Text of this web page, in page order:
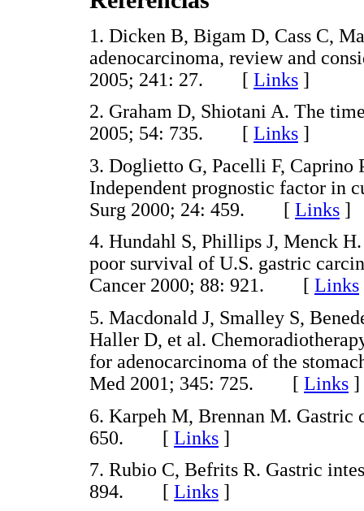
1. Dicken B, Bigam D, Cass C,
adenocarcinoma, review and
2005; 241: 27. [ Links ]
2. Graham D, Shiotani A. The
2005; 54: 735. [ Links ]
3. Doglietto G, Pacelli F, Caprino
Independent prognostic factor in
Surg 2000; 24: 459. [ Links ]
4. Hundahl S, Phillips J, Menck
poor survival of U.S. gastric
Cancer 2000; 88: 921. [ Links
5. Macdonald J, Smalley S,
Haller D, et al.
for adenocarcinoma of the
Med 2001; 345: 725. [ Links ]
6. Karpeh M, Brennan M. Gastric
650. [ Links ]
7. Rubio C, Befrits R. Gastric
894. [ Links ]